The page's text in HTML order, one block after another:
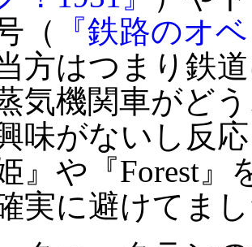
（
『鉄路のオ
方はつまり鉄
気機関車がど
味がないし反
』や『Forest
実に避けてま